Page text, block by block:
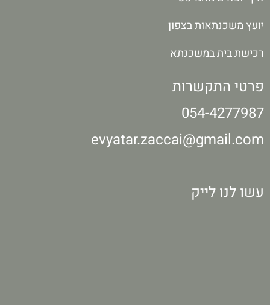
יועץ משכנתאות בצפון
רכישת בית במשכנתא
פרטי התקשרות
evyatar.zaccai@gmail.com
עשו לנו לייק